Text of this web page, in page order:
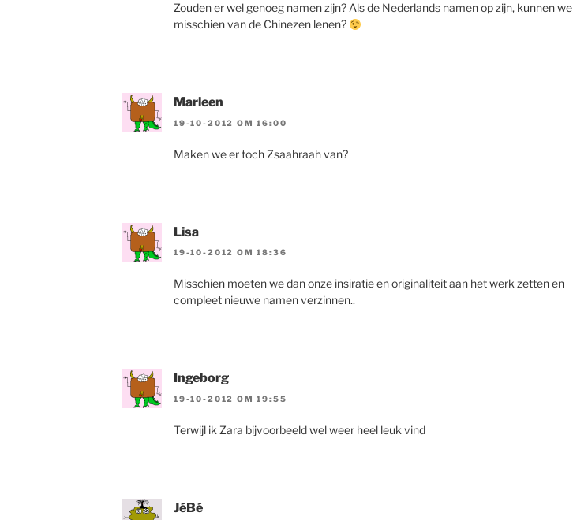
Zouden er wel genoeg namen zijn? Als de Nederlands namen op zijn, kunnen we
misschien van de Chinezen lenen?
Marleen
19-10-2012 OM 16:00
Maken we er toch Zsaahraah van?
Lisa
19-10-2012 OM 18:36
Misschien moeten we dan onze insiratie en originaliteit aan het werk zetten en
compleet nieuwe namen verzinnen..
Ingeborg
19-10-2012 OM 19:55
Terwijl ik Zara bijvoorbeeld wel weer heel leuk vind
JéBé